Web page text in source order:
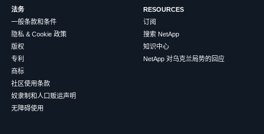
法务
一般条款和条件
隐私 & Cookie 政策
版权
专利
商标
社区使用条款
奴隶制和人口贩运声明
无障碍使用
RESOURCES
订阅
搜索 NetApp
知识中心
NetApp 对乌克兰局势的回应